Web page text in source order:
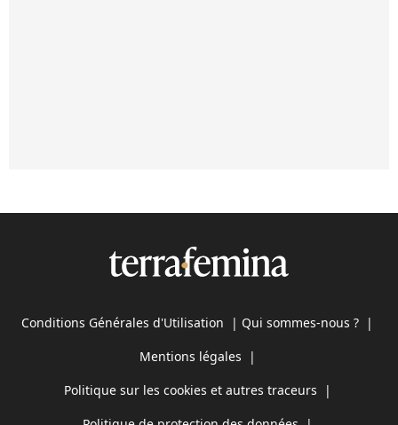
Conditions Générales d'Utilisation | Qui sommes-nous ? |
Mentions légales |
Politique sur les cookies et autres traceurs |